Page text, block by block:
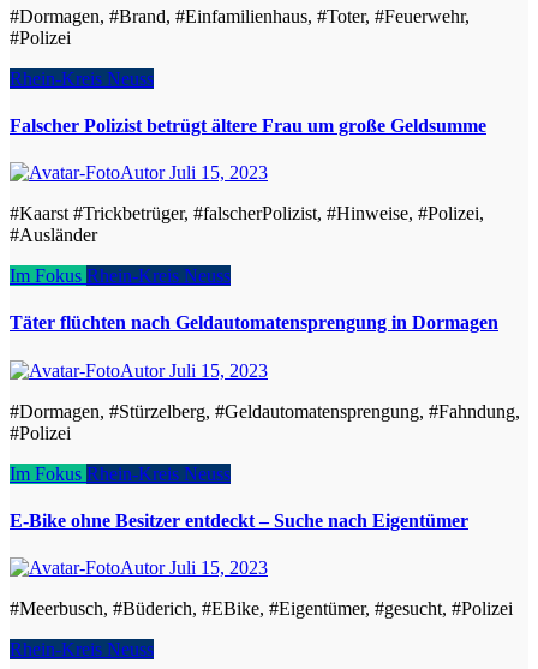
#Dormagen, #Brand, #Einfamilienhaus, #Toter, #Feuerwehr,
#Polizei
Rhein-Kreis Neuss
Falscher Polizist betrügt ältere Frau um große Geldsumme
AutorJuli 15, 2023
#Kaarst #Trickbetrüger, #falscherPolizist, #Hinweise, #Polizei,
#Ausländer
Im Fokus Rhein-Kreis Neuss
Täter flüchten nach Geldautomatensprengung in Dormagen
AutorJuli 15, 2023
#Dormagen, #Stürzelberg, #Geldautomatensprengung, #Fahndung,
#Polizei
Im Fokus Rhein-Kreis Neuss
E‑Bike ohne Besitzer entdeckt – Suche nach Eigentümer
AutorJuli 15, 2023
#Meerbusch, #Büderich, #EBike, #Eigentümer, #gesucht, #Polizei
Rhein-Kreis Neuss